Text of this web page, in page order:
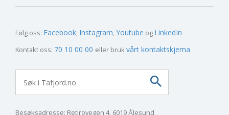
Følg oss: Facebook Instagram Youtube LinkedIn
Kontakt oss: 70 10 00 00 eller bruk vårt kontaktskjema
Besøksadresse: Retirovegen 4, 6019 Ålesund